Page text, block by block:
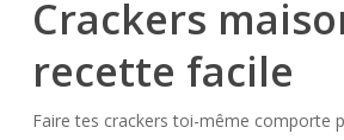
Crackers
recette facile
Faire tes crackers toi-même comporte